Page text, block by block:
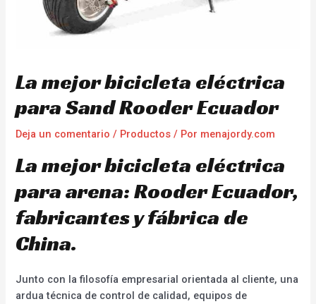
La mejor bicicleta eléctrica
para Sand Rooder Ecuador
Deja un comentario / Productos / Por menajordy.com
La mejor bicicleta eléctrica
para arena: Rooder Ecuador,
fabricantes y fábrica de
China.
Junto con la filosofía empresarial orientada al cliente, una
ardua técnica de control de calidad, equipos de